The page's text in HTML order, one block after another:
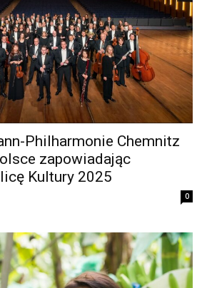
Philharmonie Chemnitz
zapowiadając
Kultury 2025
0